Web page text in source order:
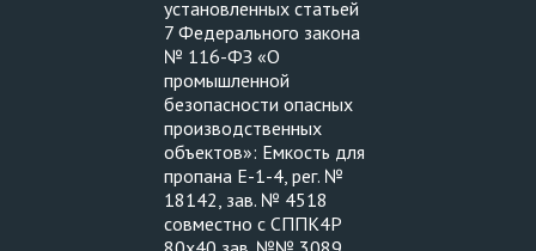
установленных статьей
7 Федерального закона
№ 116-ФЗ «О
промышленной
безопасности опасных
производственных
объектов»: Емкость для
пропана Е-1-4, рег. №
18142, зав. № 4518
совместно с СППК4Р